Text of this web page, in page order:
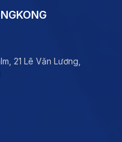
21 Lê Văn Lương,